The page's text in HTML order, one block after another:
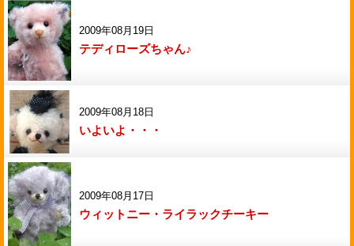
2009年08月19日
テディローズちゃん♪
2009年08月18日
いよいよ・・・
2009年08月17日
ウィットニー・ライラックチーキー